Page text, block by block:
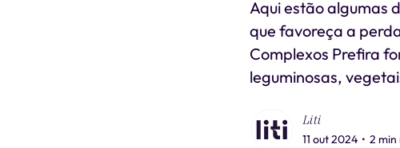
Aqui estão algumas
que favoreça a
Complexos Prefira
leguminosas,
Liti
11 out 2024 • 2